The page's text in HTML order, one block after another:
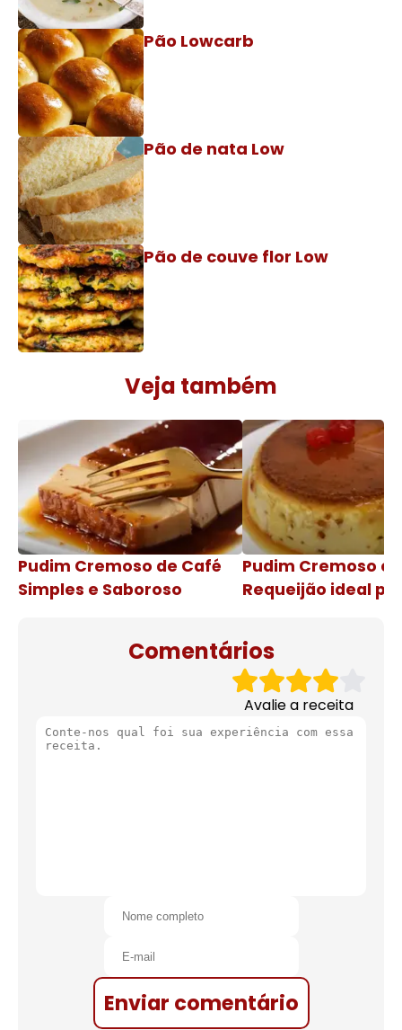
Pão Lowcarb
Pão de nata Low
Pão de couve flor Low
Veja também
Pudim Cremoso de Café
Simples e Saboroso
Pudim Cremoso
Requeijão ideal
Comentários
Avalie a receita
Enviar comentário